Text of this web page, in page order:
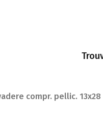
compr. pellic. 13x28